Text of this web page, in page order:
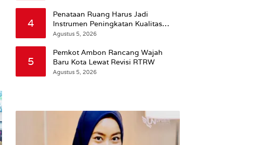
4
Penataan Ruang Harus Jadi
Instrumen Peningkatan Kualitas
Hidup Masyarakat, Wattimena:
Susun RDTR Sebagai Dasar Hukum
Agustus 5, 2026
5
Pemkot Ambon Rancang Wajah
Baru Kota Lewat Revisi RTRW
Agustus 5, 2026